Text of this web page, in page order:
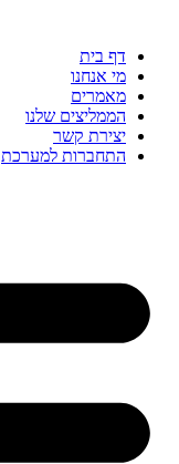
דף בית
מי אנחנו
מאמרים
הממליצים שלנו
יצירת קשר
התחברות למערכת